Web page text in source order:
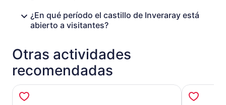
¿En qué período el castillo de Inveraray está
abierto a visitantes?
Otras actividades
recomendadas